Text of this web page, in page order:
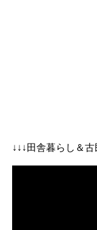
↓↓↓田舎暮らし＆